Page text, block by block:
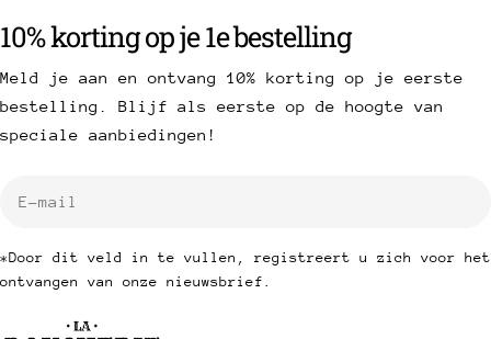
10% korting op je 1e bestelling
Meld je aan en ontvang 10% korting op je eerste
bestelling. Blijf als eerste op de hoogte van
speciale aanbiedingen!
*Door dit veld in te vullen, registreert u zich voor het
ontvangen van onze nieuwsbrief.